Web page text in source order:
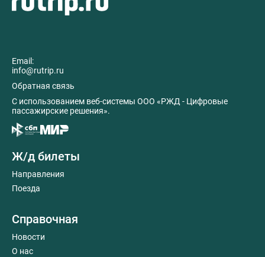
Email:
info@rutrip.ru
Обратная связь
C использованием веб-системы ООО «РЖД - Цифровые
пассажирские решения».
Ж/д билеты
Направления
Поезда
Справочная
Новости
О нас